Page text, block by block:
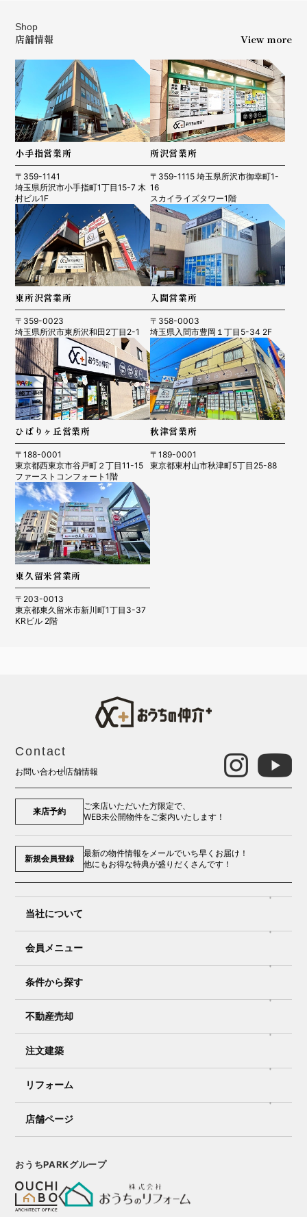
Shop
店舗情報 View more
小手指営業所
〒359-1141
埼玉県所沢市小手指町1丁目15-7 木
村ビル1F
所沢営業所
〒359-1115 埼玉県所沢市御幸町1-
16
スカイライズタワー1階
東所沢営業所
〒359-0023
埼玉県所沢市東所沢和田2丁目2-1
入間営業所
〒358-0003
埼玉県入間市豊岡１丁目5-34 2F
ひばりヶ丘営業所
〒188-0001
東京都西東京市谷戸町２丁目11-15
ファーストコンフォート1階
秋津営業所
〒189-0001
東京都東村山市秋津町5丁目25-88
東久留米営業所
〒203-0013
東京都東久留米市新川町1丁目3-37
KRビル 2階
Contact
お問い合わせ店舗情報
来店予約
ご来店いただいた方限定で、
WEB未公開物件をご案内いたします！
新規会員登録
最新の物件情報をメールでいち早くお届け！
他にもお得な特典が盛りだくさんです！
当社について
会員メニュー
条件から探す
不動産売却
注文建築
リフォーム
店舗ページ
おうちPARKグループ